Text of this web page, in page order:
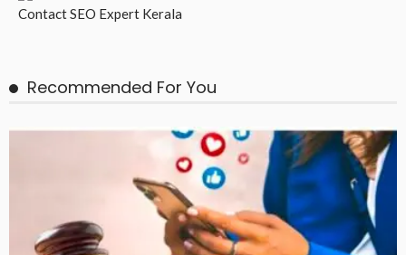
ContactSEO Expert Kerala
Recommended For You